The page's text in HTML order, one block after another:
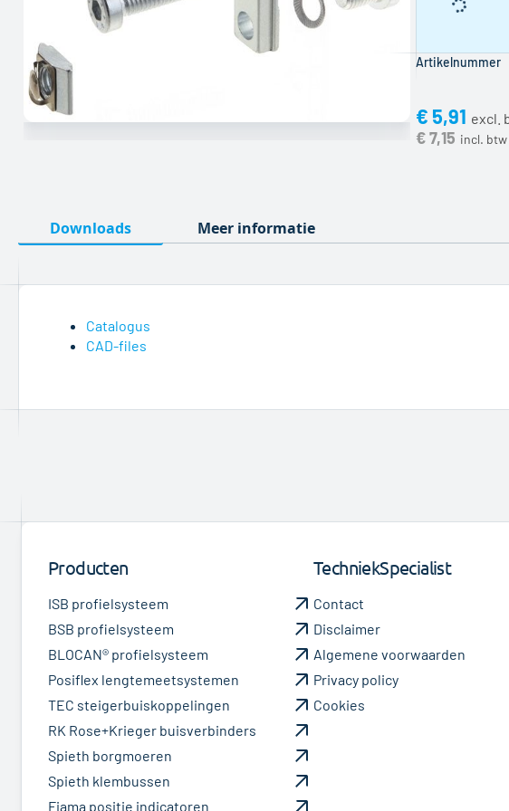
de
gallerij
Deze toeslag
en bedraagt
[PRICE]excl.
Artikelnummer
€ 7,15
€ 5,91
Downloads
Catalogus
CAD-files
Meer informatie
Producten
ISB profielsysteem
BSB profielsysteem
BLOCAN® profielsysteem
Posiflex lengtemeetsystemen
TEC steigerbuiskoppelingen
RK Rose+Krieger buisverbinders
Spieth borgmoeren
Spieth klembussen
Fiama positie indicatoren
TechniekSpecialist
Contact
Disclaimer
Algemene voorwaarden
Privacy policy
Cookies